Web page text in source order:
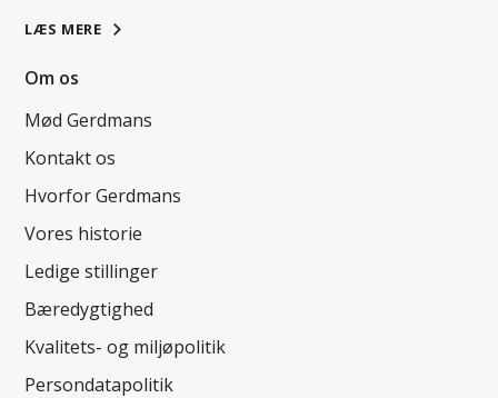
LÆS MERE
Om os
Mød Gerdmans
Kontakt os
Hvorfor Gerdmans
Vores historie
Ledige stillinger
Bæredygtighed
Kvalitets- og miljøpolitik
Persondatapolitik